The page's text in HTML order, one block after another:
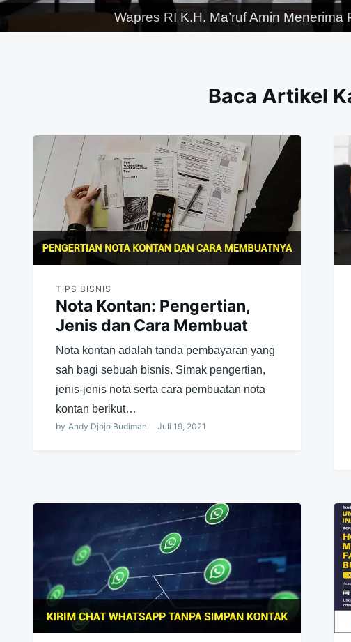
Wapres RI K.H. Ma’ruf Amin
Baca Artikel
TIPS BISNIS
Nota Kontan: Pengertian,
Jenis dan Cara Membuat
Nota kontan adalah tanda pembayaran yang
sah bagi sebuah bisnis. Simak pengertian,
jenis-jenis nota serta cara pembuatan nota
kontan berikut…
by Andy Djojo Budiman Juli 19, 2021